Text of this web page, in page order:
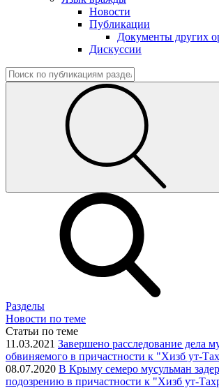
Новости
Публикации
Документы других
Дискуссии
Разделы
Новости по теме
Статьи по теме
11.03.2021 Завершено расследование дела
обвиняемого в причастности к "Хизб ут-
08.07.2020 В Крыму семеро мусульман
подозрению в причастности к "Хизб ут-